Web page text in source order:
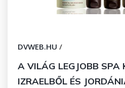
DVWEB.HU /
A VILÁG LEGJOBB SPA
IZRAELBŐL ÉS